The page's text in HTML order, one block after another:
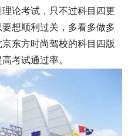
论考试，只不过科目四更
想顺利过关，多看多做多
东方时尚驾校的科目四版
考试通过率。